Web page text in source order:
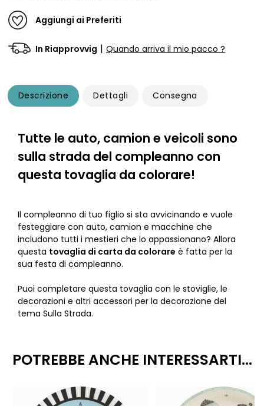
Aggiungi ai Preferiti
In Riapprovvig | Quando arriva il mio pacco ?
Descrizione Dettagli Consegna
Tutte le auto, camion e veicoli sono
sulla strada del compleanno con
questa tovaglia da colorare!
Il compleanno di tuo figlio si sta avvicinando e vuole
festeggiare con auto, camion e macchine che
includono tutti i mestieri che lo appassionano? Allora
questa tovaglia di carta da colorare è fatta per la
sua festa di compleanno.
Puoi completare questa tovaglia con le stoviglie, le
decorazioni e altri accessori per la decorazione del
tema Sulla Strada.
POTREBBE ANCHE INTERESSARTI...